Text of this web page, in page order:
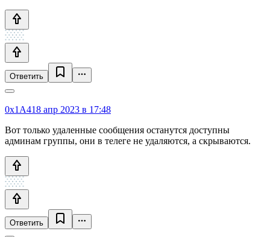
Ответить
0x1A418 апр 2023 в 17:48
Вот только удаленные сообщения останутся доступны
админам группы, они в телеге не удаляются, а скрываются.
Ответить